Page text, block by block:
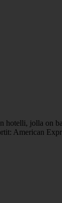
hotelli, jolla on
American